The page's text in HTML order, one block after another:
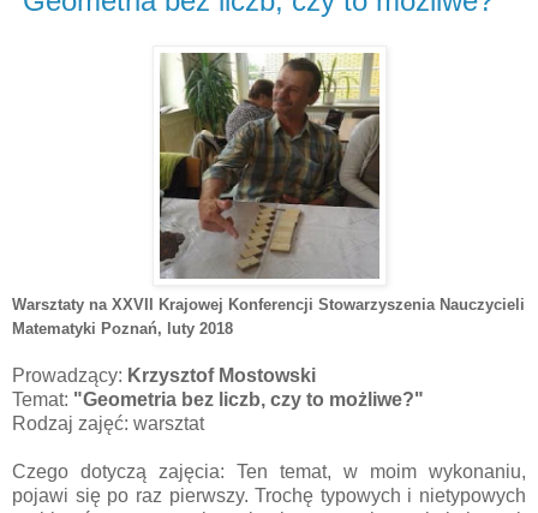
Warsztaty na XXVII Krajowej Konferencji Stowarzyszenia Nauczycieli
Matematyki Poznań, luty 2018
Prowadzący: Krzysztof Mostowski
Temat: "Geometria bez liczb, czy to możliwe?"
Rodzaj zajęć: warsztat
Czego dotyczą zajęcia: Ten temat, w moim wykonaniu,
pojawi się po raz pierwszy. Trochę typowych i nietypowych